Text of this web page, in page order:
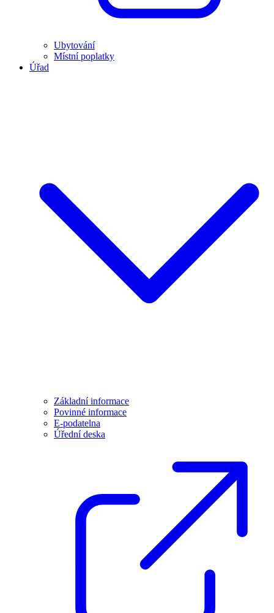
Ubytování
Místní poplatky
Úřad
Základní informace
Povinné informace
E-podatelna
Úřední deska